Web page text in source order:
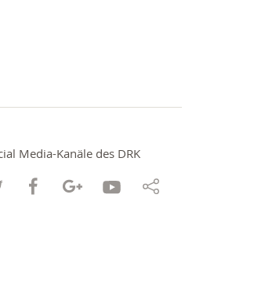
Media-Kanäle des DRK